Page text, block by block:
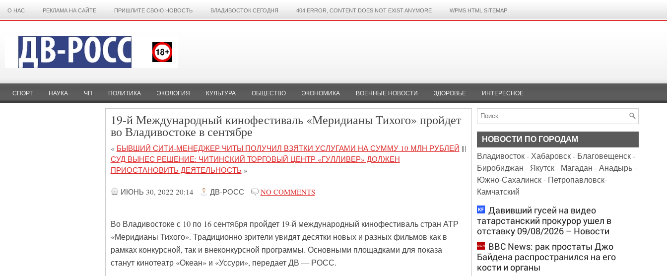
О НАС РЕКЛАМА НА САЙТЕ ПРИШЛИТЕ СВОЮ НОВОСТЬ ВЛАДИВОСТОК СЕГОДНЯ 404 ERROR, CONTENT DOES NOT EXIST ANYMORE WPMS HTML SITEMAP
СПОРТ НАУКА ЧП ПОЛИТИКА ЭКОЛОГИЯ КУЛЬТУРА ОБЩЕСТВО ЭКОНОМИКА ВОЕННЫЕ НОВОСТИ ЗДОРОВЬЕ ИНТЕРЕСНОЕ
19-й Международный кинофестиваль «Меридианы Тихого» пройдет
во Владивостоке в сентябре
« БЫВШИЙ СИТИ-МЕНЕДЖЕР ЧИТЫ ПОЛУЧИЛ ВЗЯТКИ УСЛУГАМИ НА СУММУ 10 МЛН РУБЛЕЙ |||
СУД ВЫНЕС РЕШЕНИЕ: ЧИТИНСКИЙ ТОРГОВЫЙ ЦЕНТР «ГУЛЛИВЕР» ДОЛЖЕН
ПРИОСТАНОВИТЬ ДЕЯТЕЛЬНОСТЬ »
ИЮНЬ 30, 2022 20:14 ДВ-РОСС NO COMMENTS
Во Владивостоке с 10 по 16 сентября пройдет 19-й международный кинофестиваль стран АТР
«Меридианы Тихого». Традиционно зрители увидят десятки новых и разных фильмов как в
рамках конкурсной, так и внеконкурсной программы. Основными площадками для показа
станут кинотеатр «Океан» и «Уссури», передает ДВ — РОСС.
НОВОСТИ ПО ГОРОДАМ
Владивосток-Хабаровск- Благовещенск-
Биробиджан - Якутск- Магадан -Анадырь-
Южно-Сахалинск- Петропавловск-
Камчатский
Давивший гусей на видео
татарстанский прокурор ушел в
отставку 09/08/2026 – Новости
BBC News: рак простаты Джо
Байдена распространился на его
кости и органы